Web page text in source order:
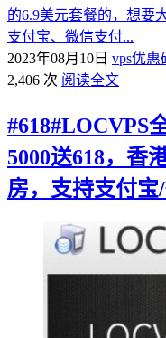
的6.9美元套餐的，想要
支付宝、微信支付...
2023年08月10日 vps优惠
2,406 次 阅读全文
#618#LOCVPS
5000送618，香
房，支持支付宝